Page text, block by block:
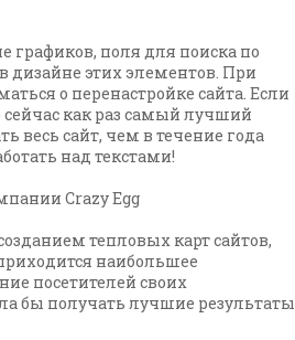
графиков, поля для поиска по
дизайне этих элементов. При
о перенастройке сайта. Если
как раз самый лучший
весь сайт, чем в течение года
над текстами!
Crazy Egg
тепловых карт сайтов,
наибольшее
посетителей своих
бы получать лучшие результаты